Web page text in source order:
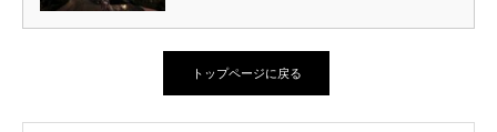
トップページに戻る